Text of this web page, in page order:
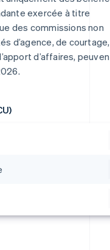
exercée à titre
des commissions non
d’agence, de
d’affaires,